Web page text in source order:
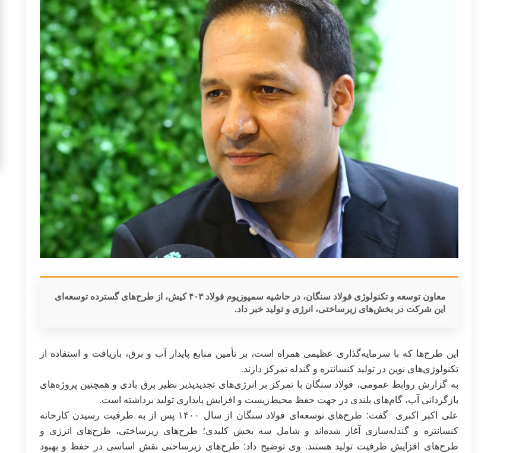
معاون توسعه و تکنولوژی فولاد سنگان، در حاشیه سمپوزیوم فولاد ۴۰۳ کیش، از طرح‌های گسترده توسعه‌ای
این شرکت در بخش‌های زیرساختی، انرژی و تولید خبر داد.
این طرح‌ها که با سرمایه‌گذاری عظیمی همراه است، بر تأمین منابع پایدار آب و برق، بازیافت و استفاده از
تکنولوژی‌های نوین در تولید کنسانتره و گندله تمرکز دارند.
به گزارش روابط عمومی، فولاد سنگان با تمرکز بر انرژی‌های تجدیدپذیر نظیر برق بادی و همچنین پروژه‌های
بازگردانی آب، گام‌های بلندی در جهت حفظ محیط‌زیست و افزایش پایداری تولید برداشته است.
علی اکبر اکبری گفت: طرح‌های توسعه‌ای فولاد سنگان از سال ۱۴۰۰ پس از به ظرفیت رسیدن کارخانه
کنسانتره و گندله‌سازی آغاز شده‌اند و شامل سه بخش کلیدی؛ طرح‌های زیرساختی، طرح‌های انرژی و
طرح‌های افزایش ظرفیت تولید هستند. وی توضیح داد: طرح‌های زیرساختی نقش اساسی در حفظ و بهبود